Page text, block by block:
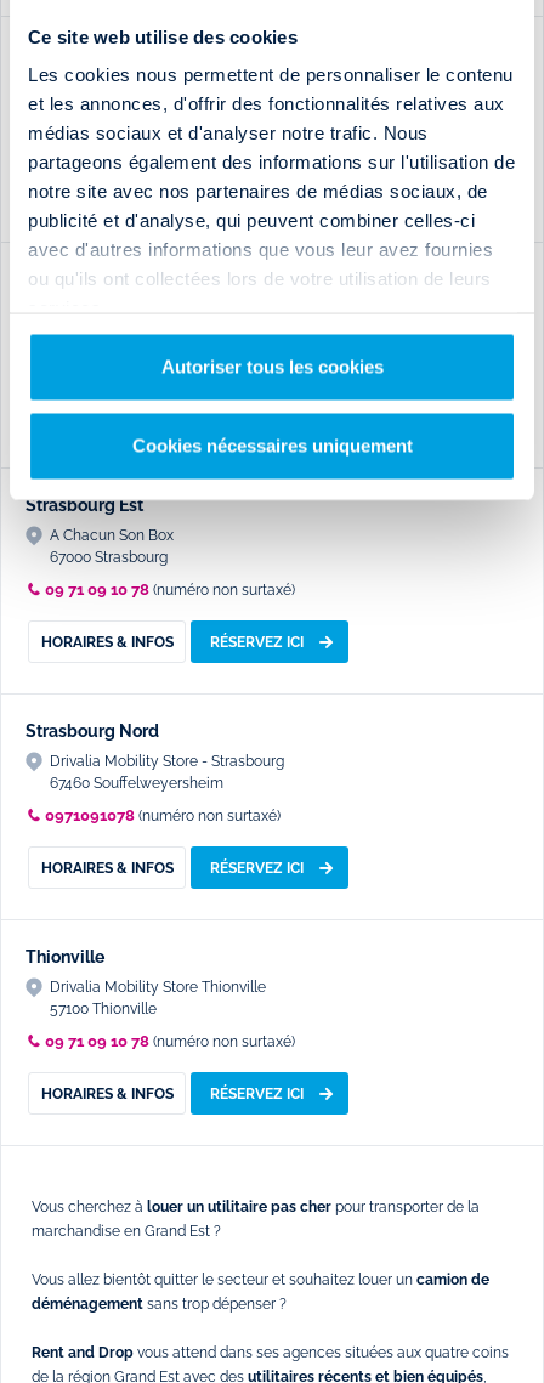
Ce site web utilise des cookies
Les cookies nous permettent de personnaliser le contenu
et les annonces, d'offrir des fonctionnalités relatives aux
médias sociaux et d'analyser notre trafic. Nous
partageons également des informations sur l'utilisation de
notre site avec nos partenaires de médias sociaux, de
publicité et d'analyse, qui peuvent combiner celles-ci
avec d'autres informations que vous leur avez fournies
ou qu'ils ont collectées lors de votre utilisation de leurs
Autoriser tous les cookies
Cookies nécessaires uniquement
GARAGE MICHEL
57380 Faulquemont
09 71 09 10 78appel non surtaxé
HORAIRES & INFOS RÉSERVEZ ICI
Saint-Dizier
52100 BETTANCOURT LA FERREE
appel non surtaxé
HORAIRES & INFOS RÉSERVEZ ICI
Strasbourg Est
A Chacun Son Box
67000 Strasbourg
09 71 09 10 78 (numéro non surtaxé)
HORAIRES & INFOS RÉSERVEZ ICI
Strasbourg Nord
Drivalia Mobility Store - Strasbourg
67460 Souffelweyersheim
0971091078 (numéro non surtaxé)
HORAIRES & INFOS RÉSERVEZ ICI
Thionville
Drivalia Mobility Store Thionville
57100 Thionville
09 71 09 10 78 (numéro non surtaxé)
HORAIRES & INFOS RÉSERVEZ ICI
Vous cherchez à louer un utilitaire pas cher pour transporter de la
marchandise en Grand Est ?
Vous allez bientôt quitter le secteur et souhaitez louer un camion de
déménagement sans trop dépenser ?
Rent and Drop vous attend dans ses agences situées aux quatre coins
de la région Grand Est avec des utilitaires récents et bien équipés,